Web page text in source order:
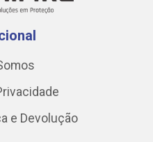
e Devolução